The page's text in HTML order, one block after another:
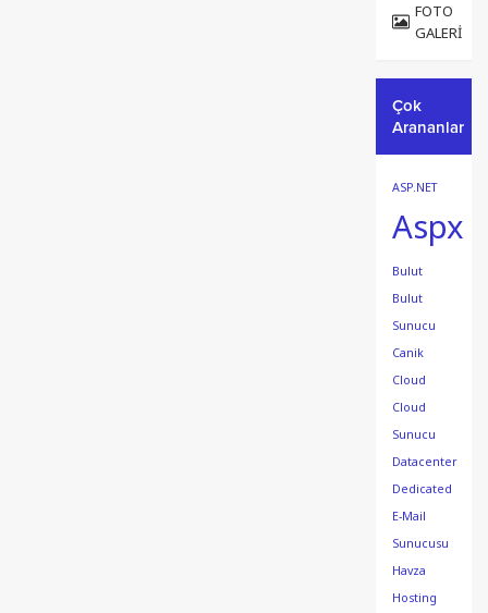
FOTO
GALERI
Çok
Arananlar
ASP.NET
Aspx
Bulut
Bulut
Sunucu
Canik
Cloud
Cloud
Sunucu
Datacenter
Dedicated
E-Mail
Sunucusu
Havza
Hosting